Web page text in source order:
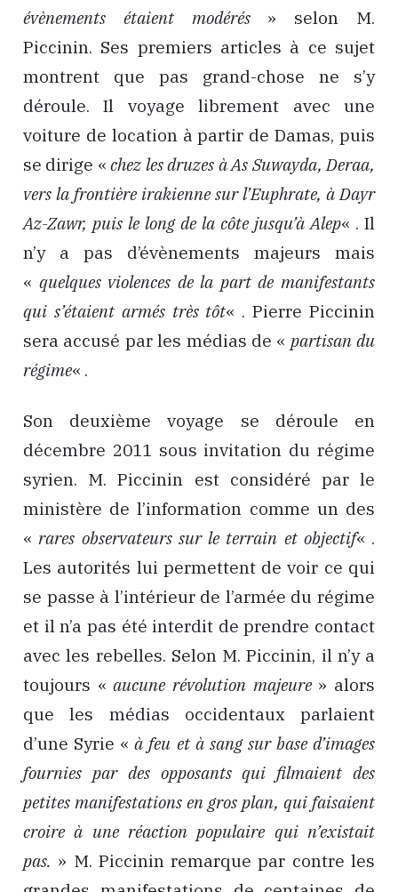
évènements étaient modérés» selon M.
Piccinin. Ses premiers articles à ce sujet
montrent que pas grand-chose ne s’y
déroule. Il voyage librement avec une
voiture de location à partir de Damas, puis
se dirige «chez les druzes à As Suwayda, Deraa,
vers la frontière irakienne sur l’Euphrate, à Dayr
Az-Zawr, puis le long de la côte jusqu’à Alep« . Il
n’y a pas d’évènements majeurs mais
« quelques violences de la part de manifestants
qui s’étaient armés très tôt« . Pierre Piccinin
sera accusé par les médias de « partisan du
régime« .
Son deuxième voyage se déroule en
décembre 2011 sous invitation du régime
syrien. M. Piccinin est considéré par le
ministère de l’information comme un des
« rares observateurs sur le terrain et objectif« .
Les autorités lui permettent de voir ce qui
se passe à l’intérieur de l’armée du régime
et il n’a pas été interdit de prendre contact
avec les rebelles. Selon M. Piccinin, il n’y a
toujours «aucune révolution majeure» alors
que les médias occidentaux parlaient
d’une Syrie «à feu et à sang sur base d’images
fournies par des opposants qui filmaient des
petites manifestations en gros plan, qui faisaient
croire à une réaction populaire qui n’existait
pas. » M. Piccinin remarque par contre les